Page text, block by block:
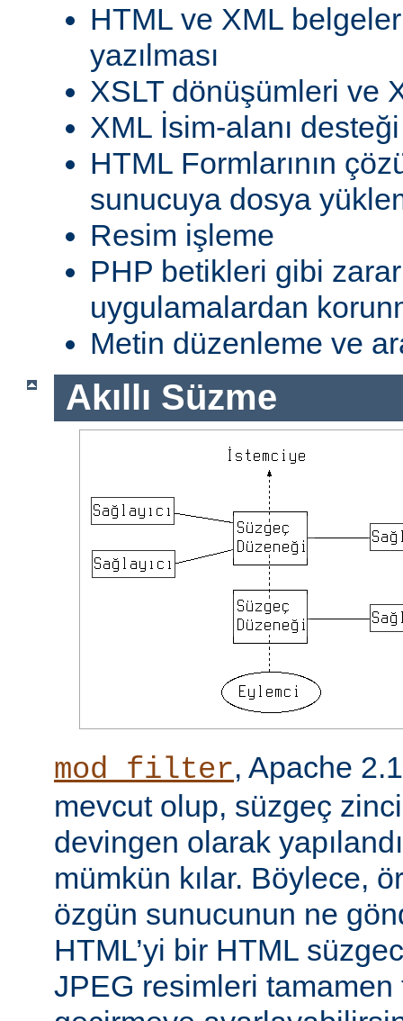
HTML ve XML
yazılması
XSLT dönüşümleri ve
XML İsim-alanı desteği
HTML Formlarının
sunucuya dosya
Resim işleme
PHP betikleri gibi
uygulamalardan
Metin düzenleme ve
Akıllı Süzme
mod_filter, Apache
mevcut olup, süzgeç
devingen olarak
mümkün kılar. Böylece,
özgün sunucunun ne
HTML’yi bir HTML
JPEG resimleri tamamen